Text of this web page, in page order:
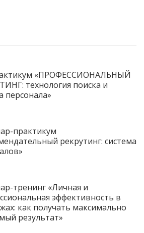
«ПРОФЕССИОНАЛЬНЫЙ
технология поиска и
персонала»
практикум
рекрутинг: система
тренинг «Личная и
эффективность в
как получать максимально
результат»